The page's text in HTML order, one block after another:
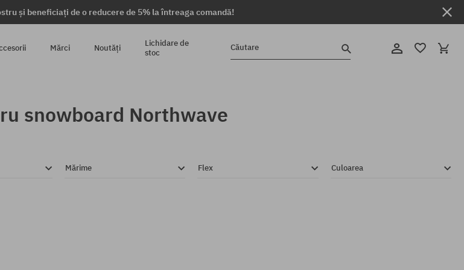
și beneficiați de o reducere de 5% la întreaga comandă!
Mărci Noutăți
Lichidare de
stoc
Căutare
snowboard Northwave
Mărime Flex Culoarea